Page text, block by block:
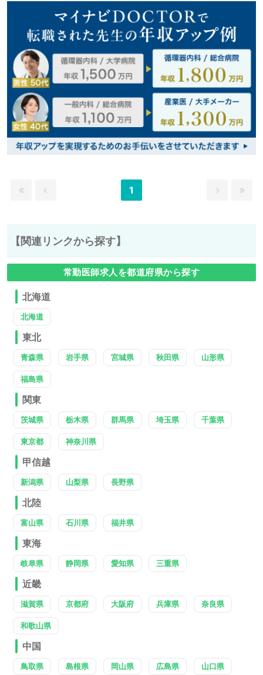
1
【関連リンクから探す】
常勤医師求人を都道府県から探す
北海道
北海道
東北
青森県 岩手県 宮城県 秋田県 山形県
福島県
関東
茨城県 栃木県 群馬県 埼玉県 千葉県
東京都 神奈川県
甲信越
新潟県 山梨県 長野県
北陸
富山県 石川県 福井県
東海
岐阜県 静岡県 愛知県 三重県
近畿
滋賀県 京都府 大阪府 兵庫県 奈良県
和歌山県
中国
鳥取県 島根県 岡山県 広島県 山口県